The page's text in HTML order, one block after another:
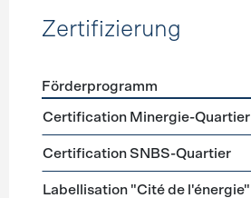
Zertifizierung
Förderprogramme Zertifizierung
Förderprogramm
Certification Minergie-Quartier
Certification SNBS-Quartier
Labellisation "Cité de l'énergie"